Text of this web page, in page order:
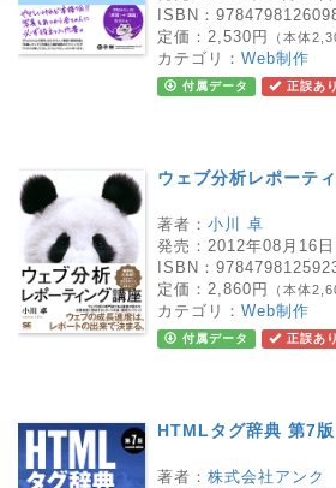
ISBN：
定価： 2,530円 （本体
カテゴリ： Web制作
付属データ 正誤あり
ウェブ分析レポーテ
著者： 小川 卓
発売： 2012年08月16日
ISBN：
定価： 2,860円 （本体
カテゴリ： Web制作
付属データ 正誤あり
HTMLタグ辞典 第7
著者： 株式会社アンク